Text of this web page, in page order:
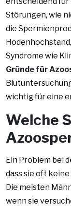
Störungen, wie
die
Syndrome wie
Gründe für
wichtig für eine
Welche
Ein Problem bei
dass sie oft
Die meisten
wenn sie